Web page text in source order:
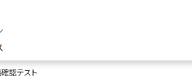
認テスト